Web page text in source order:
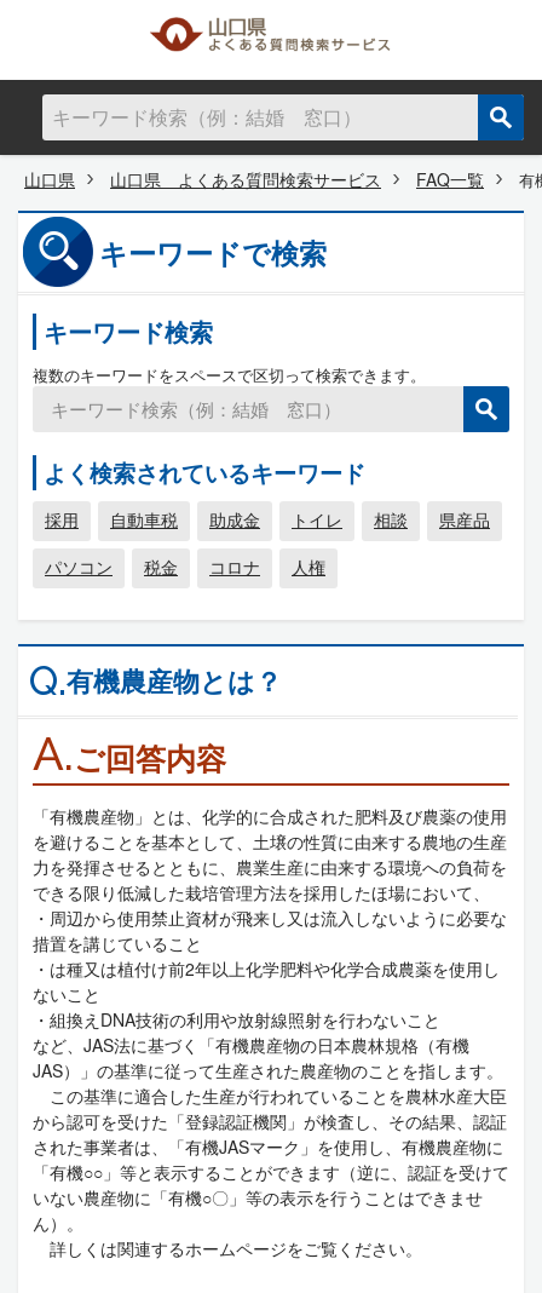
山口県 山口県 よくある質問検索サービス FAQ一覧 有
キーワードで検索
キーワード検索
複数のキーワードをスペースで区切って検索できます。
よく検索されているキーワード
採用 自動車税 助成金 トイレ 相談
県産品
パソコン
税金 コロナ 人権
Q.有機農産物とは？
A.ご回答内容
「有機農産物」とは、化学的に合成された肥料及び農薬の使用
を避けることを基本として、土壌の性質に由来する農地の生産
力を発揮させるとともに、農業生産に由来する環境への負荷を
できる限り低減した栽培管理方法を採用したほ場において、
・周辺から使用禁止資材が飛来し又は流入しないように必要な
措置を講じていること
・は種又は植付け前2年以上化学肥料や化学合成農薬を使用し
ないこと
・組換えDNA技術の利用や放射線照射を行わないこと
など、JAS法に基づく「有機農産物の日本農林規格（有機
JAS）」の基準に従って生産された農産物のことを指します。
この基準に適合した生産が行われていることを農林水産大臣
から認可を受けた「登録認証機関」が検査し、その結果、認証
された事業者は、「有機JASマーク」を使用し、有機農産物に
「有機○○」等と表示することができます（逆に、認証を受けて
いない農産物に「有機○〇」等の表示を行うことはできませ
ん）。
詳しくは関連するホームページをご覧ください。